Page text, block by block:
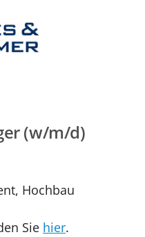
(w/m/d)
Hochbau
Sie hier.